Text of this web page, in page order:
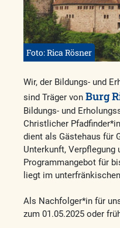
Foto: Rica Rösner
Wir, der Bildungs- und
sind Träger von Burg
Bildungs- und
Christlicher
dient als Gästehaus für
Unterkunft, Verpflegung
Programmangebot für
liegt im
Als Nachfolger*in für
zum 01.05.2025 oder